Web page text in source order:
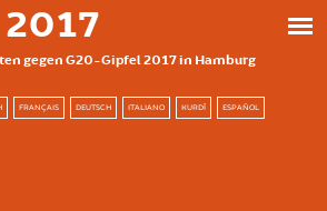
gegen G20-Gipfel 2017 in Hamburg
FRANÇAIS DEUTSCH ITALIANO KURDÎ ESPAÑOL